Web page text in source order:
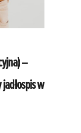
–
w